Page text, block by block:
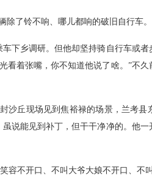
了铃不响、哪儿都响的破旧自行车。
乡调研。但他却坚持骑自行车或者
看着张嘴，你不知道他说了啥。”不
丘现场见到焦裕禄的场景，兰考县
说能见到补丁，但干干净净的。他
不开口、不叫大爷大娘不开口、不